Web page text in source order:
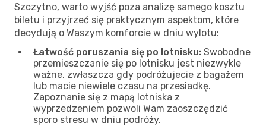
Szczytno, warto wyjść poza analizę samego kosztu
biletu i przyjrzeć się praktycznym aspektom, które
decydują o Waszym komforcie w dniu wylotu:
Łatwość poruszania się po lotnisku: Swobodne
przemieszczanie się po lotnisku jest niezwykle
ważne, zwłaszcza gdy podróżujecie z bagażem
lub macie niewiele czasu na przesiadkę.
Zapoznanie się z mapą lotniska z
wyprzedzeniem pozwoli Wam zaoszczędzić
sporo stresu w dniu podróży.